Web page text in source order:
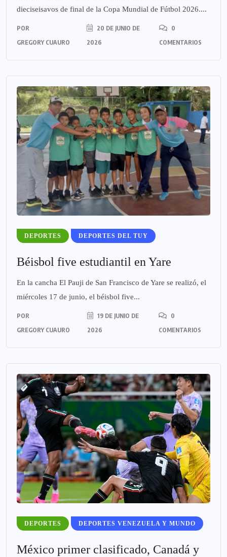
dieciseisavos de final de la Copa Mundial de Fútbol 2026....
POR
GREGORY CUAURO
20 DE JUNIO DE
2026
0
COMENTARIOS
DEPORTES DEPORTES DEL TUY
Béisbol five estudiantil en Yare
En la cancha El Pauji de San Francisco de Yare se realizó, el
miércoles 17 de junio, el béisbol five...
POR
GREGORY CUAURO
19 DE JUNIO DE
2026
0
COMENTARIOS
DEPORTES DEPORTES VENEZUELA Y MUNDO
México primer clasificado, Canadá y